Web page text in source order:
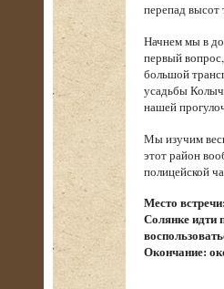
перепад высот
Начнем мы в
первый
большой
усадьбы
нашей
Мы изучим
этот район
полицейской
Место
Солянке идти
Окончание: